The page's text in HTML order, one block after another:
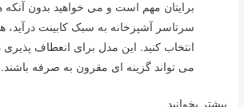
برایتان مهم است و می خواهید بدون آنکه
سرتاسر آشپزخانه به سبک کابینت درآید،
انتخاب کنید. این مدل برای انعطاف
می تواند گزینه ای مقرون به صرفه باشند.
بیشتر بخوانید